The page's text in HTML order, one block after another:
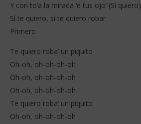
Y con to’a la mirada ‘e tus ojo’ (Sí quiero)
Sí te quiero, sí te quiero robar
Primero
Te quiero roba’ un piquito
Oh-oh, oh-oh-oh-oh
Oh-oh, oh-oh-oh-oh
Oh-oh, oh-oh-oh-oh
Te quiero roba’ un piquito
Oh-oh, oh-oh-oh-oh